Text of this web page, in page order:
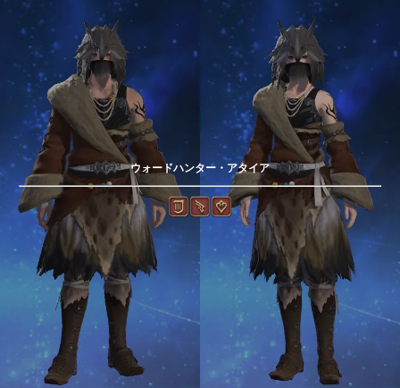
ウォードハンター・アタイア